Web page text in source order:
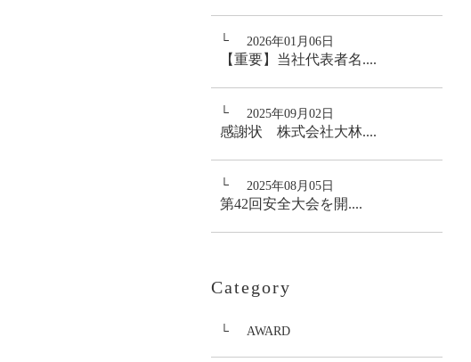
2026年01月06日
【重要】当社代表者名....
2025年09月02日
感謝状 株式会社大林....
2025年08月05日
第42回安全大会を開....
Category
AWARD